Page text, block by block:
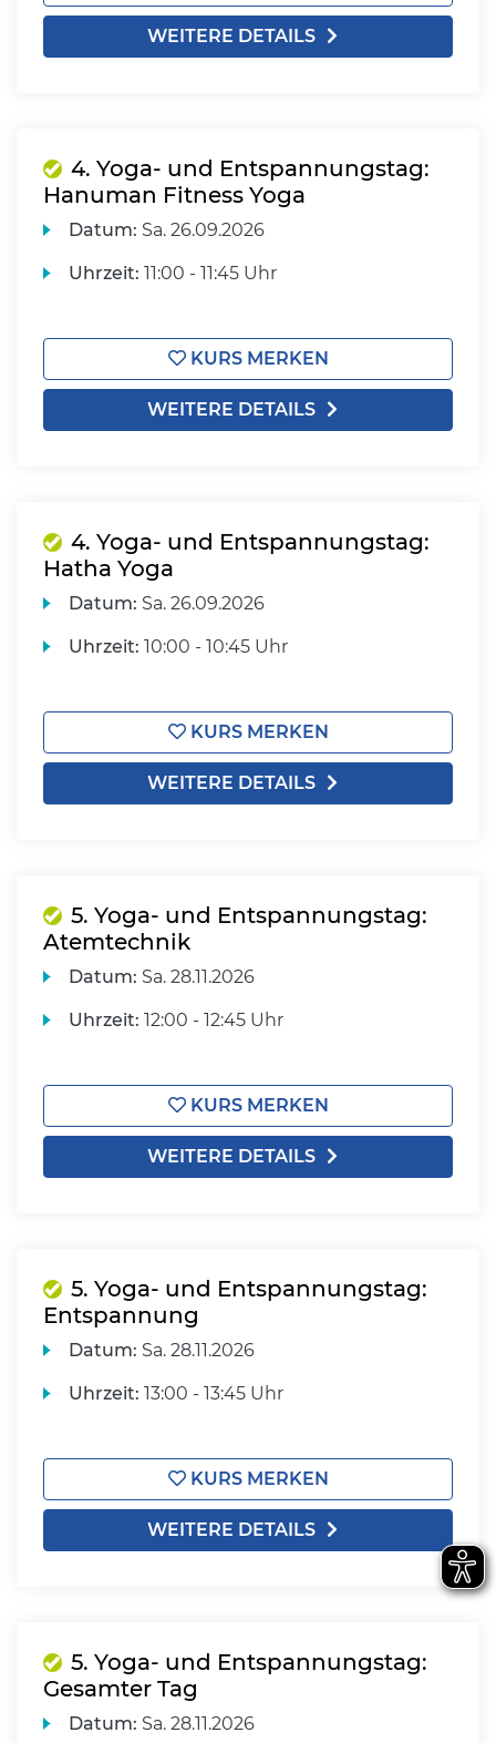
WEITERE DETAILS
4. Yoga- und Entspannungstag:
Hanuman Fitness Yoga
Datum: Sa. 26.09.2026
Uhrzeit: 11:00 - 11:45 Uhr
KURS MERKEN
WEITERE DETAILS
4. Yoga- und Entspannungstag:
Hatha Yoga
Datum: Sa. 26.09.2026
Uhrzeit: 10:00 - 10:45 Uhr
KURS MERKEN
WEITERE DETAILS
5. Yoga- und Entspannungstag:
Atemtechnik
Datum: Sa. 28.11.2026
Uhrzeit: 12:00 - 12:45 Uhr
KURS MERKEN
WEITERE DETAILS
5. Yoga- und Entspannungstag:
Entspannung
Datum: Sa. 28.11.2026
Uhrzeit: 13:00 - 13:45 Uhr
KURS MERKEN
WEITERE DETAILS
5. Yoga- und Entspannungstag:
Gesamter Tag
Datum: Sa. 28.11.2026